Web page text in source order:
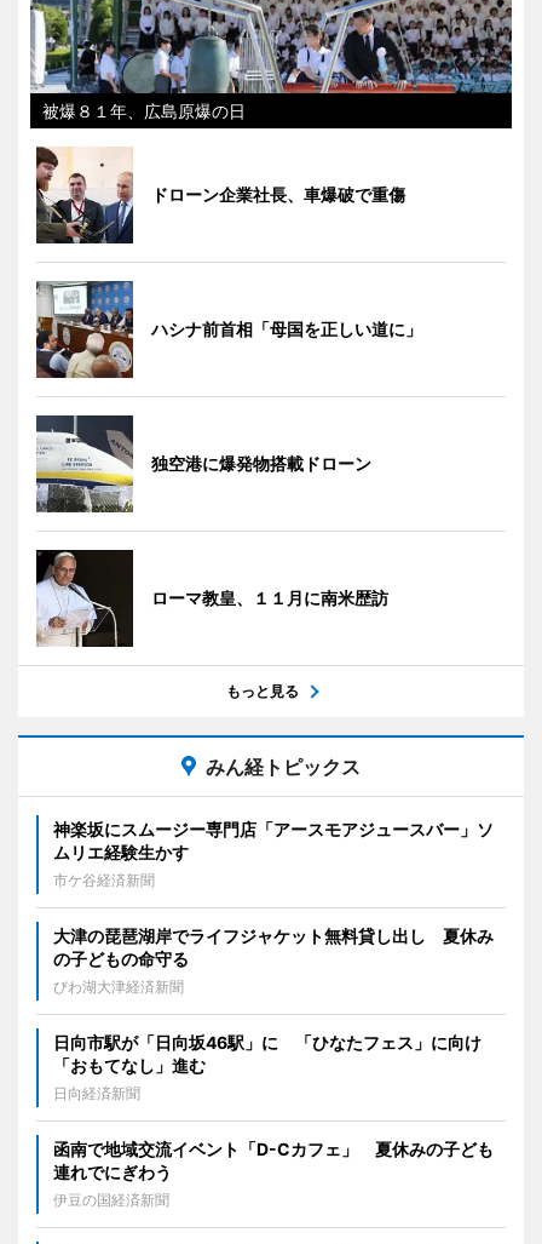
被爆８１年、広島原爆の日
ドローン企業社長、車爆破で重傷
ハシナ前首相「母国を正しい道に」
独空港に爆発物搭載ドローン
ローマ教皇、１１月に南米歴訪
もっと見る
みん経トピックス
神楽坂にスムージー専門店「アースモアジュースバー」ソ
ムリエ経験生かす
市ケ谷経済新聞
大津の琵琶湖岸でライフジャケット無料貸し出し 夏休み
の子どもの命守る
びわ湖大津経済新聞
日向市駅が「日向坂46駅」に 「ひなたフェス」に向け
「おもてなし」進む
日向経済新聞
函南で地域交流イベント「D-Cカフェ」 夏休みの子ども
連れでにぎわう
伊豆の国経済新聞